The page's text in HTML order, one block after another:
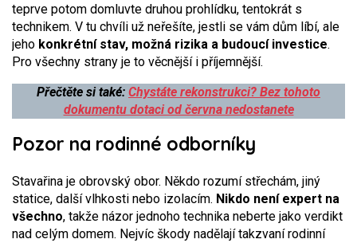
teprve potom domluvte druhou prohlídku, tentokrát s
technikem. V tu chvíli už neřešíte, jestli se vám dům líbí, ale
jeho konkrétní stav, možná rizika a budoucí investice.
Pro všechny strany je to věcnější i příjemnější.
Přečtěte si také: Chystáte rekonstrukci? Bez tohoto
dokumentu dotaci od června nedostanete
Pozor na rodinné odborníky
Stavařina je obrovský obor. Někdo rozumí střechám, jiný
statice, další vlhkosti nebo izolacím. Nikdo není expert na
všechno, takže názor jednoho technika neberte jako verdikt
nad celým domem. Nejvíc škody nadělají takzvaní rodinní